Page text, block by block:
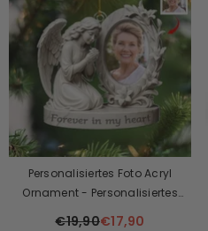
Personalisiertes Foto Acryl
Ornament - Personalisiertes
€19,90€17,90